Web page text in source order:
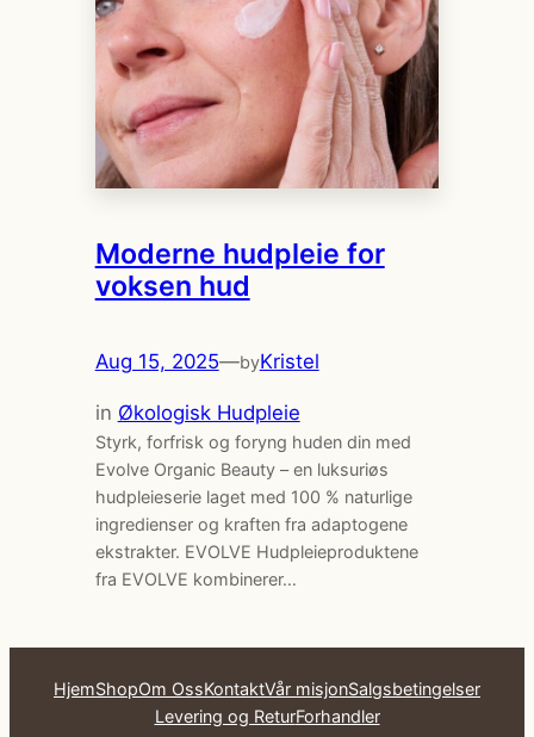
Moderne hudpleie for
voksen hud
Aug 15, 2025—byKristel
in Økologisk Hudpleie
Styrk, forfrisk og foryng huden din med
Evolve Organic Beauty – en luksuriøs
hudpleieserie laget med 100 % naturlige
ingredienser og kraften fra adaptogene
ekstrakter. EVOLVE Hudpleieproduktene
fra EVOLVE kombinerer…
HjemShopOm OssKontaktVår misjonSalgsbetingelser
Levering og ReturForhandler